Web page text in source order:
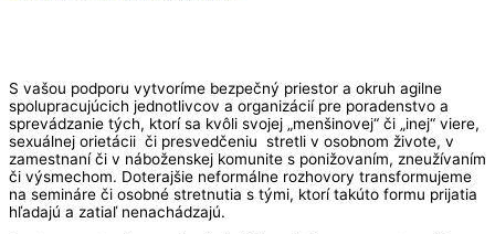
S vašou podporu vytvoríme bezpečný priestor a okruh agilne
spolupracujúcich jednotlivcov a organizácií pre poradenstvo a
sprevádzanie tých, ktorí sa kvôli svojej „menšinovej“ či „inej“ viere,
sexuálnej orietácii či presvedčeniu stretli v osobnom živote, v
zamestnaní či v náboženskej komunite s ponižovaním, zneužívaním
či výsmechom. Doterajšie neformálne rozhovory transformujeme
na semináre či osobné stretnutia s tými, ktorí takúto formu prijatia
hľadajú a zatiaľ nenachádzajú.